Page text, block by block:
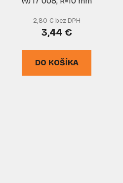
2,80 € bez DPH
3,44 €
DO KOŠÍKA